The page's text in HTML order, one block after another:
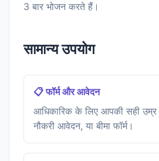
3 बार भोजन करते हैं।
सामान्य उपयोग
📋 फॉर्म और आवेदन
आधिकारिक के लिए आपकी सही उम्र
नौकरी आवेदन, या बीमा फॉर्म।